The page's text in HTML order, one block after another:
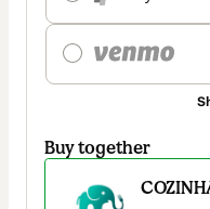
Buy together